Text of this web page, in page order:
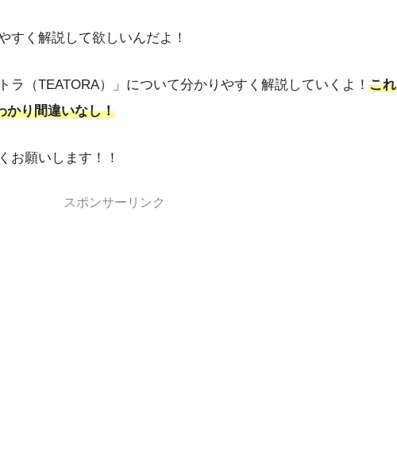
すく解説して欲しいんだよ！
ラ（TEATORA）」について分かりやすく解説していくよ！ これ
かり間違いなし！
お願いします！！
スポンサーリンク